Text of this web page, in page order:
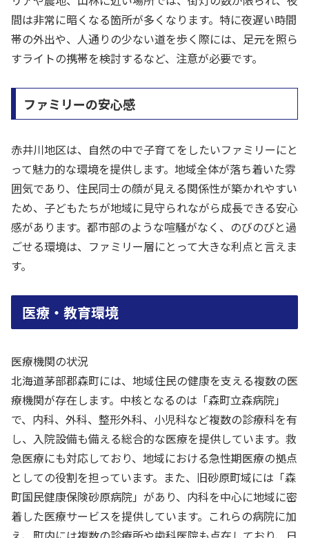
間は非常に暗くなる箇所が多くなります。特に夜遅い時間
帯の外出や、人通りの少ない道を歩く際には、足元を照ら
すライトの携帯を検討するなど、注意が必要です。
ファミリーの安心感
赤井川地区は、自然の中で子育てをしたいファミリーにと
って魅力的な環境を提供します。地域全体が落ち着いた雰
囲気であり、住民同士の顔が見える関係性が築かれやすい
ため、子どもたちが地域に見守られながら成長できる安心
感があります。都市部のような喧騒がなく、のびのびと過
ごせる環境は、ファミリー層にとって大きな利点と言えま
す。
医療・教育環境
医療機関の状況
北海道茅部郡森町には、地域住民の健康を支える複数の医
療機関が存在します。中核となるのは「森町立森病院」
で、内科、外科、整形外科、小児科など複数の診療科を有
し、入院設備も備える総合的な医療を提供しています。救
急医療にも対応しており、地域における急性期医療の拠点
としての役割を担っています。また、旧砂原町域には「森
町国民健康保険砂原病院」があり、内科を中心に地域に密
着した医療サービスを提供しています。これらの病院に加